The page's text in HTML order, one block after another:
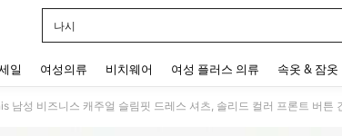
나시
일 여성의류 비치웨어 여성 플러스 의류 속옷 & 잠옷
남성 비즈니스 캐주얼 슬림핏 드레스 셔츠, 솔리드 컬러 프론트 버튼